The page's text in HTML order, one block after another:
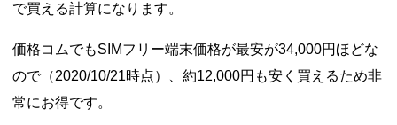
で買える計算になります。
価格コムでもSIMフリー端末価格が最安が34,000円ほどな
ので（2020/10/21時点）、約12,000円も安く買えるため非
常にお得です。